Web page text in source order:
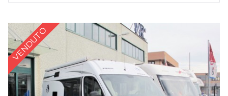
VENDUTO